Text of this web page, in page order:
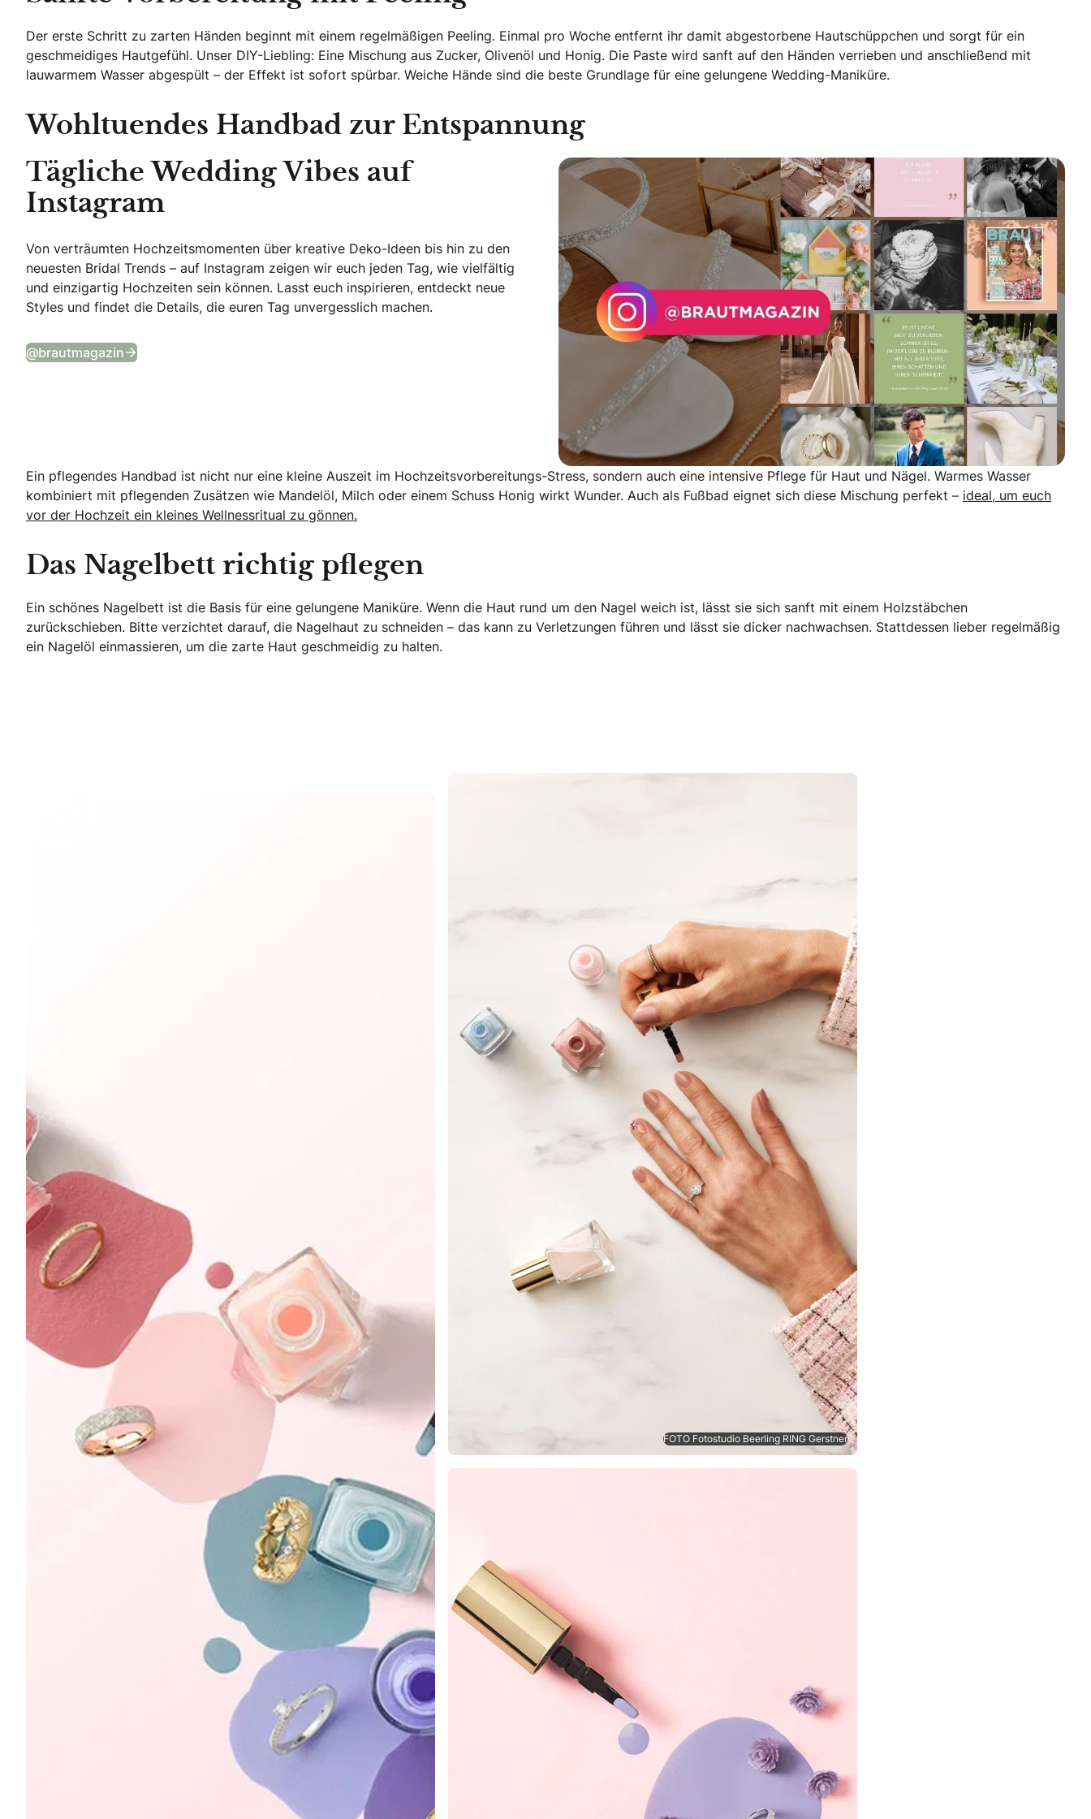
Der erste Schritt zu zarten Händen beginnt mit einem regelmäßigen Peeling. Einmal pro Woche entfernt ihr damit abgestorbene Hautschüppchen und sorgt für ein
geschmeidiges Hautgefühl. Unser DIY-Liebling: Eine Mischung aus Zucker, Olivenöl und Honig. Die Paste wird sanft auf den Händen verrieben und anschließend mit
lauwarmem Wasser abgespült – der Effekt ist sofort spürbar. Weiche Hände sind die beste Grundlage für eine gelungene Wedding-Maniküre.
Wohltuendes Handbad zur Entspannung
Tägliche Wedding Vibes auf
Instagram
Von verträumten Hochzeitsmomenten über kreative Deko-Ideen bis hin zu den
neuesten Bridal Trends – auf Instagram zeigen wir euch jeden Tag, wie vielfältig
und einzigartig Hochzeiten sein können. Lasst euch inspirieren, entdeckt neue
Styles und findet die Details, die euren Tag unvergesslich machen.
@brautmagazin
Ein pflegendes Handbad ist nicht nur eine kleine Auszeit im Hochzeitsvorbereitungs-Stress, sondern auch eine intensive Pflege für Haut und Nägel. Warmes Wasser
kombiniert mit pflegenden Zusätzen wie Mandelöl, Milch oder einem Schuss Honig wirkt Wunder. Auch als Fußbad eignet sich diese Mischung perfekt – ideal, um euch
vor der Hochzeit ein kleines Wellnessritual zu gönnen.
Das Nagelbett richtig pflegen
Ein schönes Nagelbett ist die Basis für eine gelungene Maniküre. Wenn die Haut rund um den Nagel weich ist, lässt sie sich sanft mit einem Holzstäbchen
zurückschieben. Bitte verzichtet darauf, die Nagelhaut zu schneiden – das kann zu Verletzungen führen und lässt sie dicker nachwachsen. Stattdessen lieber regelmäßig
ein Nagelöl einmassieren, um die zarte Haut geschmeidig zu halten.
FOTO Fotostudio Beerling RING Gerstner